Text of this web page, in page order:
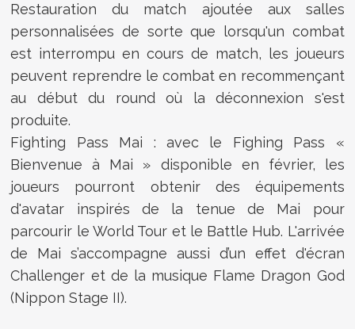
Restauration du match ajoutée aux salles
personnalisées de sorte que lorsqu'un combat
est interrompu en cours de match, les joueurs
peuvent reprendre le combat en recommençant
au début du round où la déconnexion s'est
produite.
Fighting Pass Mai : avec le Fighing Pass «
Bienvenue à Mai » disponible en février, les
joueurs pourront obtenir des équipements
d'avatar inspirés de la tenue de Mai pour
parcourir le World Tour et le Battle Hub. L'arrivée
de Mai s’accompagne aussi d’un effet d'écran
Challenger et de la musique Flame Dragon God
(Nippon Stage II).